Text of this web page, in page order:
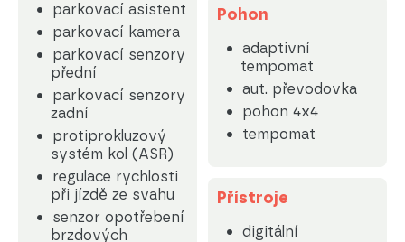
parkovací asistent
parkovací kamera
parkovací senzory
přední
parkovací senzory
zadní
protiprokluzový
systém kol (ASR)
regulace rychlosti
při jízdě ze svahu
senzor opotřebení
brzdových
Pohon
adaptivní
tempomat
aut. převodovka
pohon 4x4
tempomat
Přístroje
digitální